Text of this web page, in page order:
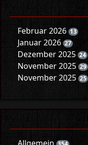
Februar 2026 13
Januar 2026 27
Dezember 2025 24
November 2025 29
November 2025 25